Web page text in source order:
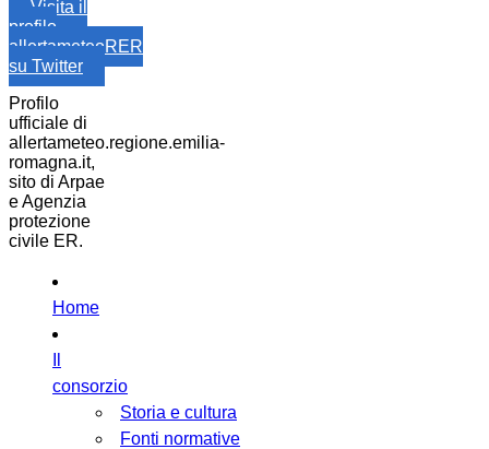
Visita il
profilo
allertameteoRER
su Twitter
Profilo
ufficiale di
allertameteo.regione.emilia-
romagna.it,
sito di Arpae
e Agenzia
protezione
civile ER.
Home
consorzio
Storia e cultura
Fonti normative